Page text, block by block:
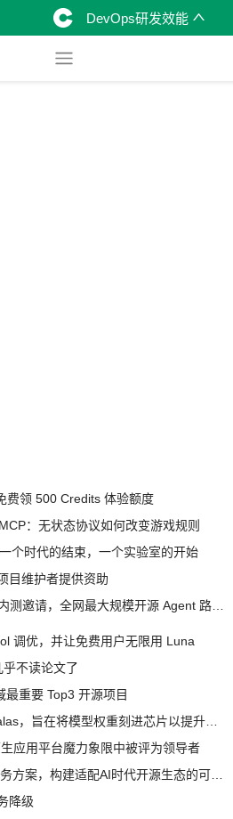
DevOps研发效能
费领 500 Credits 体验额度
：无状态协议如何改变游戏规则
个时代的结束，一个实验室的开始
目维护者提供资助
调优，并让免费用户无限用 Luna
不读论文了
重要 Top3 开源项目
应用平台魔力象限中被评为领导者
降级